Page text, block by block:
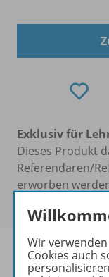
Exklusiv für
Dieses Produkt
Referendaren/
erworben
Wir
Cookies auch